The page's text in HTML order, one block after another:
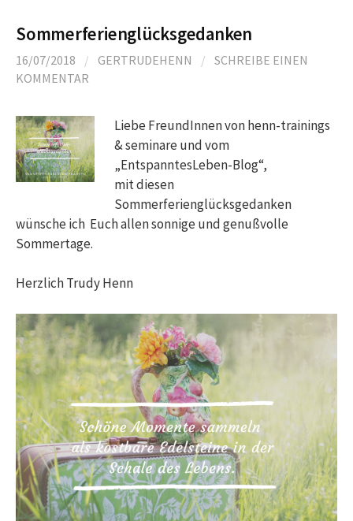
Sommerferienglücksgedanken
16/07/2018 / GERTRUDEHENN / SCHREIBE EINEN
KOMMENTAR
Liebe FreundInnen von henn-trainings
& seminare und vom
„EntspanntesLeben-Blog“,
mit diesen
Sommerferienglücksgedanken
wünsche ich Euch allen sonnige und genußvolle
Sommertage.
Herzlich Trudy Henn